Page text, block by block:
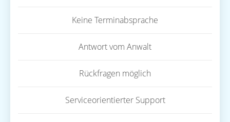
Keine Terminabsprache
Antwort vom Anwalt
Rückfragen möglich
Serviceorientierter Support